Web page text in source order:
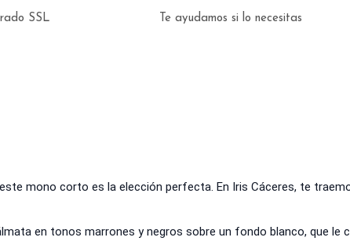
SSL Te ayudamos si lo necesitas
mono corto es la elección perfecta. En Iris Cáceres, te
en tonos marrones y negros sobre un fondo blanco, que le